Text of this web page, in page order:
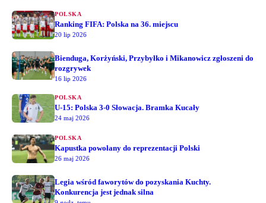
POLSKA
Ranking FIFA: Polska na 36. miejscu
20 lip 2026
Bienduga, Korżyński, Przybyłko i Mikanowicz zgłoszeni do
rozgrywek
16 lip 2026
POLSKA
U-15: Polska 3-0 Słowacja. Bramka Kucały
24 maj 2026
POLSKA
Kapustka powołany do reprezentacji Polski
26 maj 2026
Legia wśród faworytów do pozyskania Kuchty.
Konkurencja jest jednak silna